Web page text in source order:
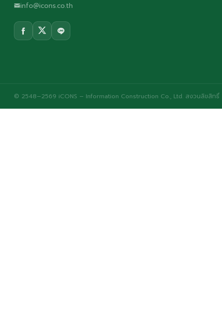
info@icons.co.th
© 2548–2569 iCONS – Information Construction Co., Ltd. สงวนลิขสิทธิ์